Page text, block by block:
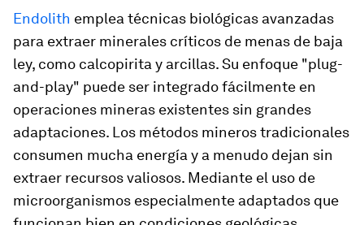
Endolith emplea técnicas biológicas avanzadas
para extraer minerales críticos de menas de baja
ley, como calcopirita y arcillas. Su enfoque "plug-
and-play" puede ser integrado fácilmente en
operaciones mineras existentes sin grandes
adaptaciones. Los métodos mineros tradicionales
consumen mucha energía y a menudo dejan sin
extraer recursos valiosos. Mediante el uso de
microorganismos especialmente adaptados que